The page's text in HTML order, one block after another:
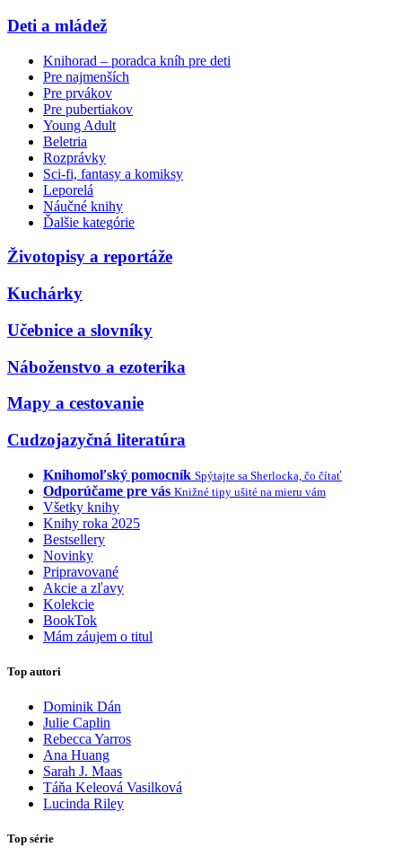
Deti a mládež
Knihorad – poradca kníh pre deti
Pre najmenších
Pre prvákov
Pre pubertiakov
Young Adult
Beletria
Rozprávky
Sci-fi, fantasy a komiksy
Leporelá
Náučné knihy
Ďalšie kategórie
Životopisy a reportáže
Kuchárky
Učebnice a slovníky
Náboženstvo a ezoterika
Mapy a cestovanie
Cudzojazyčná literatúra
Knihomoľský pomocník Spýtajte sa Sherlocka, čo čítať
Odporúčame pre vás Knižné tipy ušité na mieru vám
Všetky knihy
Knihy roka 2025
Bestsellery
Novinky
Pripravované
Akcie a zľavy
Kolekcie
BookTok
Mám záujem o titul
Top autori
Dominik Dán
Julie Caplin
Rebecca Yarros
Ana Huang
Sarah J. Maas
Táňa Keleová Vasilková
Lucinda Riley
Top série